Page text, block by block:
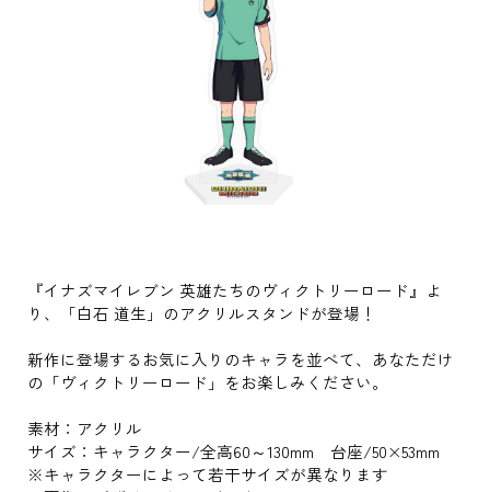
『イナズマイレブン 英雄たちのヴィクトリーロード』よ
り、「白石 道生」のアクリルスタンドが登場！
新作に登場するお気に入りのキャラを並べて、あなただけ
の「ヴィクトリーロード」をお楽しみください。
素材：アクリル
サイズ：キャラクター/全高60～130mm 台座/50×53mm
※キャラクターによって若干サイズが異なります